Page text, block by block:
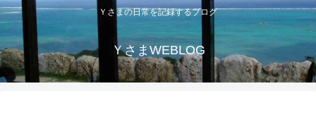
Ｙさまの日常を記録するブログ
ＹさまWEBLOG